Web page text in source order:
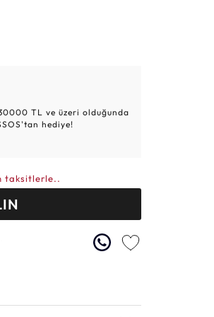
TL ve üzeri olduğunda
hediye!
taksitlerle..
ALIN